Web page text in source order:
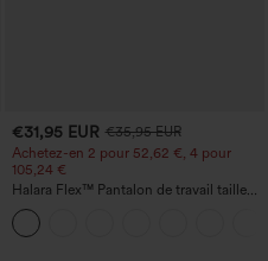
€31,95 EUR €35,95 EUR
Achetez-en 2 pour 52,62 €, 4 pour
105,24 €
Halara Flex™ Pantalon de travail taille
haute sculptant la silhouette, gainant la
taille, avec poches, jambe large en
micro-gaufre